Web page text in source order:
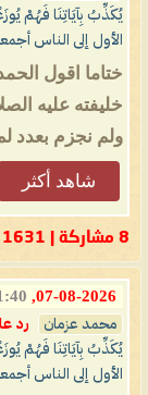
يُكَذِّبُ بِآيَاتِنَا فَهُمْ
الأول إلى الناس
ختاما اقول
خليفته عليه
ولم نجزم بعدد
شاهد أكثر
8 مشاركة | 1631 مشاهدة
07-08-2026,
AM
محمد عزمان رد
يُكَذِّبُ بِآيَاتِنَا فَهُمْ
الأول إلى الناس